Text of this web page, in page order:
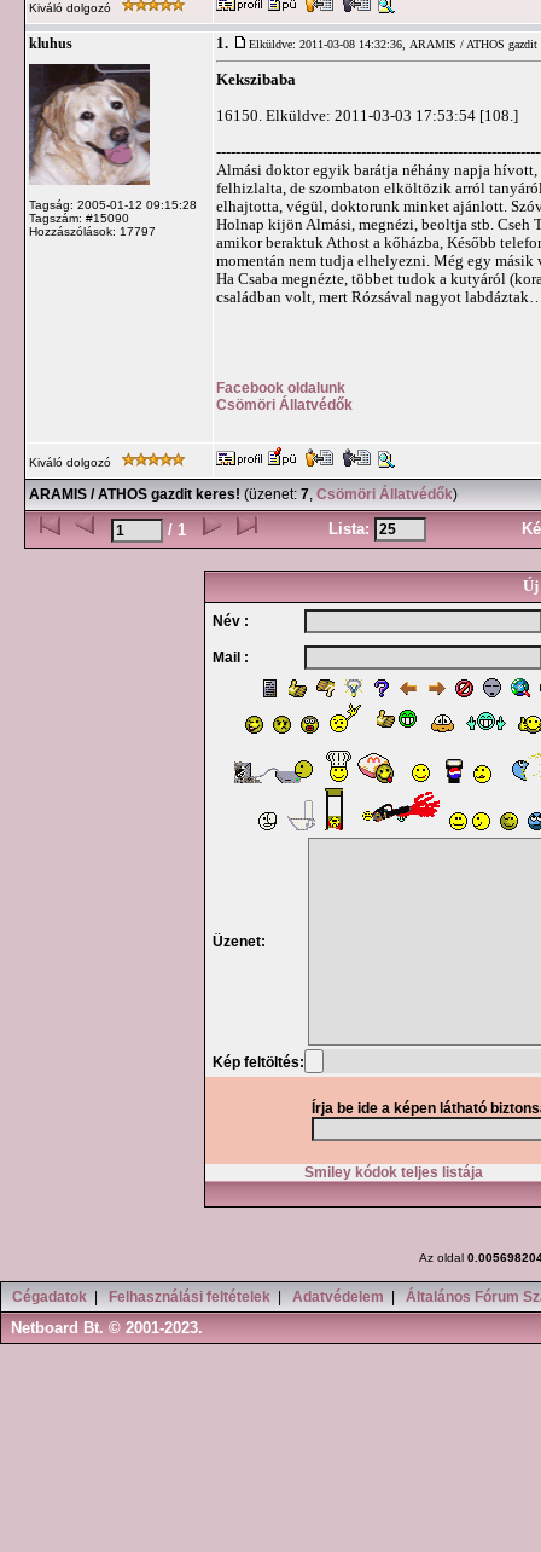
Kiváló dolgozó
kluhus
Tagság: 2005-01-12 09:15:28
Tagszám: #15090
Hozzászólások: 17797
1. Elküldve: 2011-03-08 14:32:36, ARAMIS / ATHOS gazdit
Kekszibaba
16150. Elküldve: 2011-03-03 17:53:54 [108.]
Almási doktor egyik barátja néhány napja
felhizlalta, de szombaton elköltözik arról
elhajtotta, végül, doktorunk minket ajánlott.
Holnap kijön Almási, megnézi, beoltja stb. Cseh
amikor beraktuk Athost a kőházba, Később
momentán nem tudja elhelyezni. Még egy
Ha Csaba megnézte, többet tudok a kutyáról
családban volt, mert Rózsával nagyot
Facebook oldalunk
Csömöri Állatvédők
Kiváló dolgozó
ARAMIS / ATHOS gazdit keres! (üzenet: 7, Csömöri Állatvédők)
/ 1 Lista:
Új
Név :
Mail :
Üzenet:
Kép feltöltés:
Írja be ide a képen látható
Smiley kódok teljes listája
Az oldal
Cégadatok Felhasználási feltételek Adatvédelem Általános Fórum
Netboard Bt. © 2001-2023.